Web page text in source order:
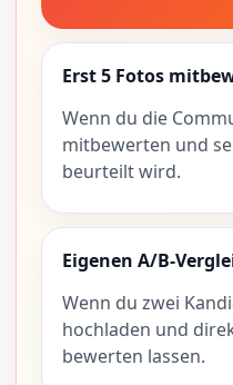
Erst 5 Fotos
Wenn du die
mitbewerten und
beurteilt wird.
Eigenen A/B-
Wenn du zwei
hochladen und
bewerten lassen.